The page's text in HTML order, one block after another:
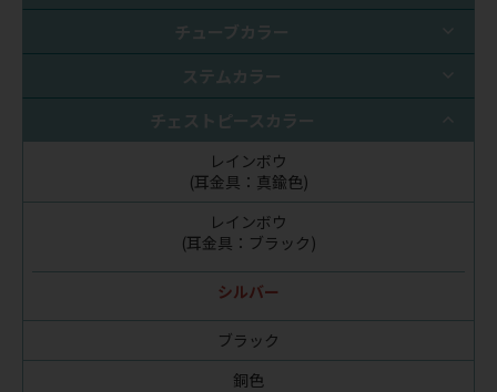
チューブカラー
ステムカラー
レインボウ
(耳金具：真鍮色)
レインボウ
(耳金具：ブラック)
シルバー
ブラック
銅色
チェストピースカラー